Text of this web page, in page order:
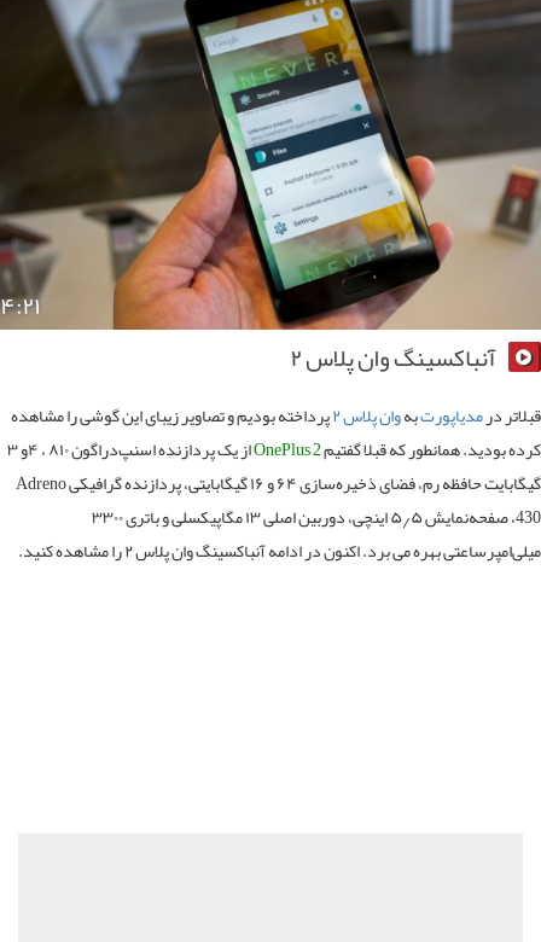
۴:۲۱
آنباکسینگ وان پلاس ۲
درمدیاپورتبهوان پلاس ۲ پرداخته بودیم و تصاویر زیبای این گوشی را مشاهده
بودید. همانطور که قبلا گفتیمOnePlus 2
از یک پردازنده اسنپ‌دراگون ۸۱۰ ، ۴و ۳
گیگابایت حافظه رم، فضای ذخیره‌سازی ۶۴ و ۱۶ گیگابایتی، پردازنده گرافیکی Adreno
430، صفحه‌نمایش ۵٫۵ اینچی، دوربین اصلی ۱۳ مگاپیکسلی و باتری ۳۳۰۰
بهره می برد. اکنون در ادامه آنباکسینگ وان پلاس ۲ را مشاهده کنید.